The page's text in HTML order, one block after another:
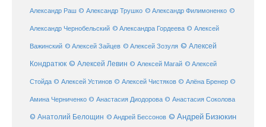
Александр Раш © Александр Трушко © Александр Филимоненко ©
Александр Чернобельский © Александра Гордеева © Алексей
Важинский © Алексей Зайцев © Алексей Зозуля © Алексей
Кондратюк © Алексей Левин © Алексей Магай © Алексей
Стойда © Алексей Устинов © Алексей Чистяков © Алёна Бренер ©
Амина Черниченко © Анастасия Диодорова © Анастасия Соколова
© Анатолий Белощин © Андрей Бессонов © Андрей Бизюкин